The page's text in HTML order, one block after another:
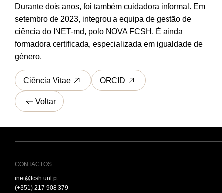
Voltar
Durante dois anos, foi também cuidadora informal. Em
setembro de 2023, integrou a equipa de gestão de
ciência do INET-md, polo NOVA FCSH. É ainda
formadora certificada, especializada em igualdade de
género.
Ciência Vitae ORCID
CONTACTOS
inet@fcsh.unl.pt
(+351) 217 908 379